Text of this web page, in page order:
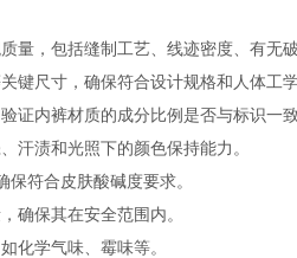
量，包括缝制工艺、线迹密度、有无
键尺寸，确保符合设计规格和人体工学
证内裤材质的成分比例是否与标识一致
汗渍和光照下的颜色保持能力。
符合皮肤酸碱度要求。
确保其在安全范围内。
化学气味、霉味等。